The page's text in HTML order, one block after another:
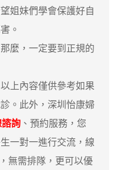
姐妹們學會保護好自
。
麼，一定要到正規的
上內容僅供參考如果
。此外，深圳怡康婦
詢 、預約服務，您
一對一進行交流，線
無需排隊，更可以優